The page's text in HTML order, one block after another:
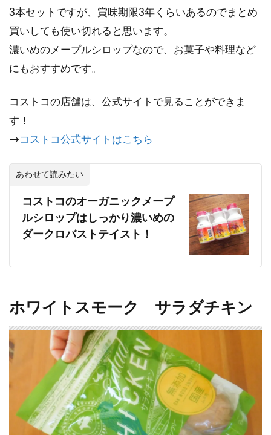
3本セットですが、賞味期限3年くらいあるのでまとめ
買いしても使い切れると思います。
濃いめのメープルシロップなので、お菓子や料理など
にもおすすめです。
コストコの店舗は、公式サイトで見ることができま
す！
→コストコ公式サイトはこちら
あわせて読みたい
コストコのオーガニックメープ
ルシロップはしっかり濃いめの
ダークロバストテイスト！
ホワイトスモーク サラダチキン